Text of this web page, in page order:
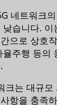
네트워크
습니다. 이
으로 상호
주행 등의
크는 대규
항을 충족